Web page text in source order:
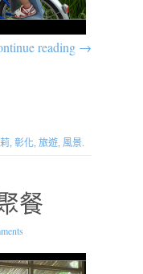
reading →
彰化 旅遊 風景.
餐